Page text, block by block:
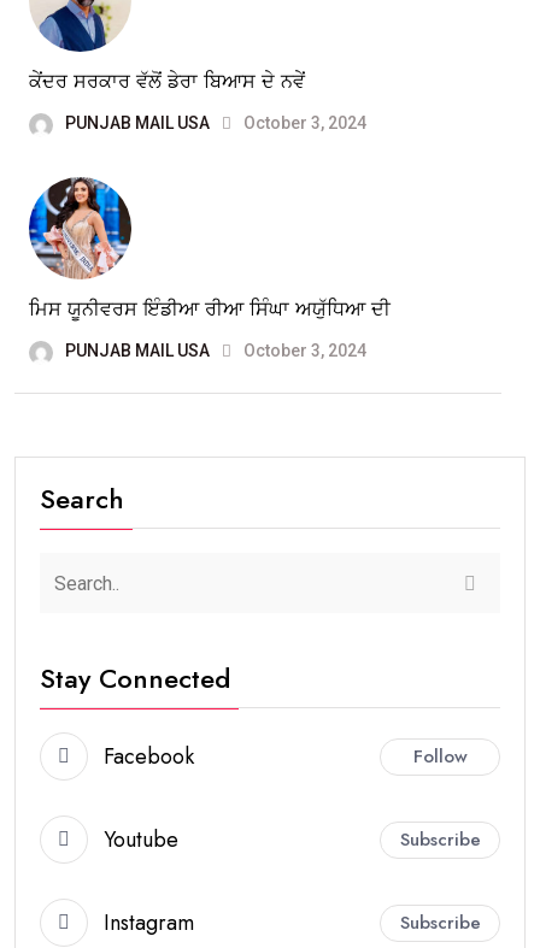
ਕੇਂਦਰ ਸਰਕਾਰ ਵੱਲੋਂ ਡੇਰਾ ਬਿਆਸ ਦੇ ਨਵੇਂ
PUNJAB MAIL USA October 3, 2024
ਮਿਸ ਯੂਨੀਵਰਸ ਇੰਡੀਆ ਰੀਆ ਸਿੰਘਾ ਅਯੁੱਧਿਆ ਦੀ
PUNJAB MAIL USA October 3, 2024
Search
Stay Connected
Facebook Follow
Youtube Subscribe
Instagram Subscribe